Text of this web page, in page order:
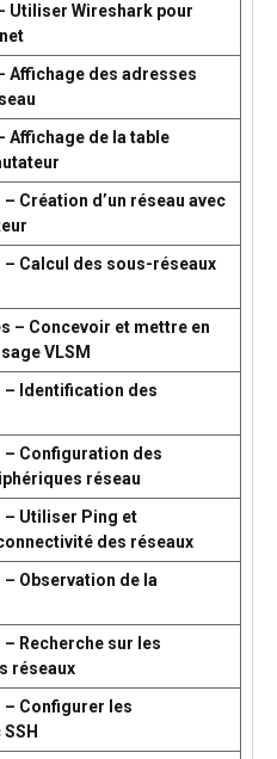
Utiliser Wireshark pour
Affichage des adresses
Affichage de la table
Création d’un réseau avec
Calcul des sous-réseaux
– Concevoir et mettre en
VLSM
– Identification des
– Configuration des
réseau
– Utiliser Ping et
des réseaux
Observation de la
Recherche sur les
réseaux
– Configurer les